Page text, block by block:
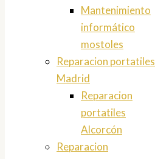
Mantenimiento
informático
mostoles
Reparacion portatiles
Madrid
Reparacion
portatiles
Alcorcón
Reparacion